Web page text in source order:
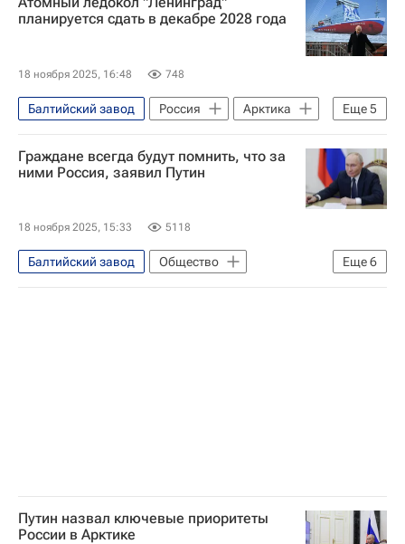
Владимир Путин
Вячеслав Володин
Политика
планируется сдать в декабре 2028 года
18 ноября 2025, 16:48 748
Еще5
Балтийский завод Россия
Арктика
Андрей Пучков
Владимир Путин
Владимир Воробьев
Ленинград
Граждане всегда будут помнить, что за
ними Россия, заявил Путин
18 ноября 2025, 15:33 5118
Еще6
Балтийский завод
Общество
Россия
Санкт-Петербург
Путин назвал ключевые приоритеты
России в Арктике